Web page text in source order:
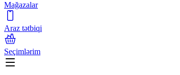
Mağazalar
Araz tətbiqi
Seçimlərim